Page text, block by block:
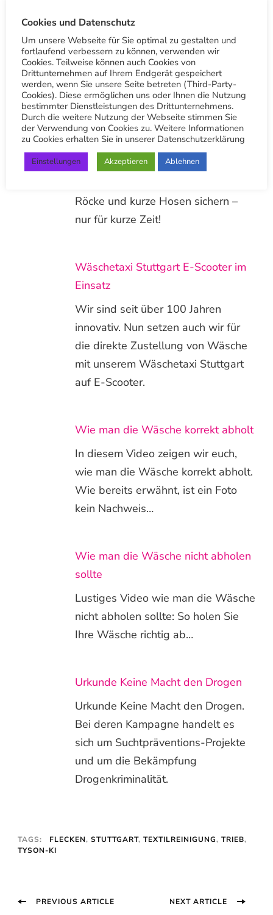
Andere Beiträge
Sommerspecial: Bluse, Polo,
Sommerkleid, kurze Hose, Rock
Sommerspecial für App-Nutzer:
Jetzt tolle Rabatte auf die Reinigung
Röcke und kurze Hosen sichern –
nur für kurze Zeit!
Wäschetaxi Stuttgart E-Scooter im
Einsatz
Wir sind seit über 100 Jahren
innovativ. Nun setzen auch wir für
die direkte Zustellung von Wäsche
mit unserem Wäschetaxi Stuttgart
auf E-Scooter.
Wie man die Wäsche korrekt abholt
In diesem Video zeigen wir euch,
wie man die Wäsche korrekt abholt.
Wie bereits erwähnt, ist ein Foto
kein Nachweis…
Wie man die Wäsche nicht abholen
sollte
Lustiges Video wie man die Wäsche
nicht abholen sollte: So holen Sie
Ihre Wäsche richtig ab…
Urkunde Keine Macht den Drogen
Urkunde Keine Macht den Drogen.
Bei deren Kampagne handelt es
sich um Suchtpräventions-Projekte
und um die Bekämpfung
Drogenkriminalität.
TAGS: FLECKEN, STUTTGART, TEXTILREINIGUNG, TRIEB,
TYSON-KI
PostPREVIOUS ARTICLE NEXT ARTICLE
Cookies und Datenschutz
Um unsere Webseite für Sie optimal zu gestalten und
fortlaufend verbessern zu können, verwenden wir
Cookies. Teilweise können auch Cookies von
Drittunternehmen auf Ihrem Endgerät gespeichert
werden, wenn Sie unsere Seite betreten (Third-Party-
Cookies). Diese ermöglichen uns oder Ihnen die Nutzung
bestimmter Dienstleistungen des Drittunternehmens.
Durch die weitere Nutzung der Webseite stimmen Sie
der Verwendung von Cookies zu. Weitere Informationen
zu Cookies erhalten Sie in unserer Datenschutzerklärung
Einstellungen Akzeptieren Ablehnen